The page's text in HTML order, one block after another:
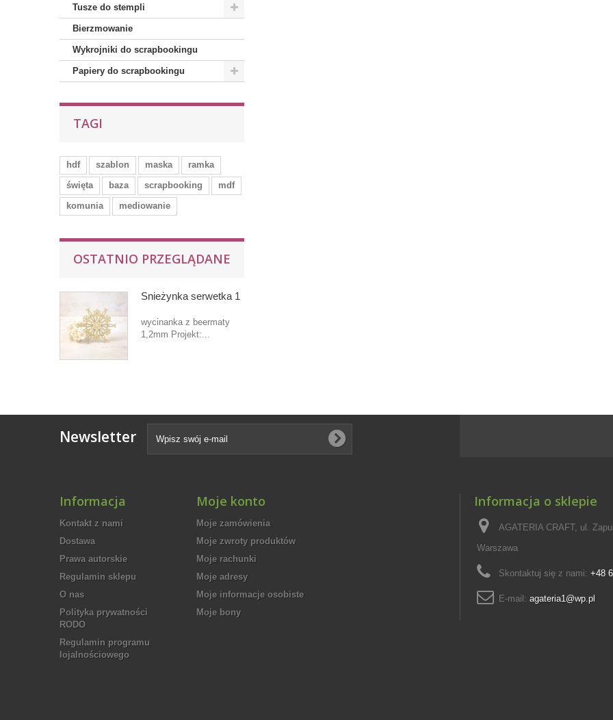
Tusze do stempli
Bierzmowanie
Wykrojniki do scrapbookingu
Papiery do scrapbookingu
TAGI
hdf szablon maska
ramka
święta
baza scrapbooking
mdf
komunia
mediowanie
OSTATNIO PRZEGLĄDANE
Śnieżynka serwetka 1
wycinanka z beermaty
1,2mm Projekt:...
Newsletter
Informacja
Kontakt z nami
Dostawa
Prawa autorskie
Regulamin sklepu
O nas
Polityka prywatności
RODO
Regulamin programu
lojalnościowego
Moje konto
Moje zamówienia
Moje zwroty produktów
Moje rachunki
Moje adresy
Moje informacje osobiste
Moje bony
Informacja o sklepie
AGATERIA CRAFT, ul.
Warszawa
Skontaktuj się z nami: +48
E-mail: agateria1@wp.pl